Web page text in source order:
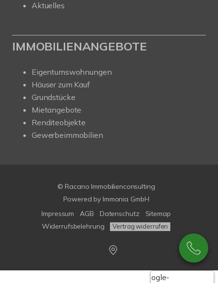
Aktuelles
IMMOBILIENANGEBOTE
Eigentumswohnungen
Häuser zum Kauf
Grundstücke
Mietangebote
Renditeobjekte
Gewerbeimmobilien
© Racano Immobilienconsulting
Powered by Immonia GmbH
Impressum
AGB Datenschutz
Sitemap
Widerrufsbelehrung
Vertrag widerrufen
Google-